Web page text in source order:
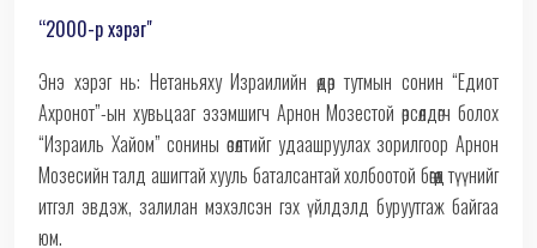
“2000-р хэрэг"
Энэ хэрэг нь: Нетаньяху Израилийн өдөр тутмын сонин “Едиот
Ахронот”-ын хувьцааг эзэмшигч Арнон Мозестой өрсөлдөгч болох
“Израиль Хайом” сонины өсөлтийг удаашруулах зорилгоор Арнон
Мозесийн талд ашигтай хууль баталсантай холбоотой бөгөөд түүнийг
итгэл эвдэж, залилан мэхэлсэн гэх үйлдэлд буруутгаж байгаа
юм.